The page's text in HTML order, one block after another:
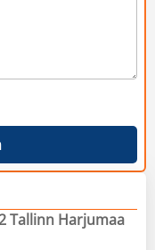
Tallinn Harjumaa